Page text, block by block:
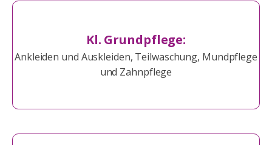
Kl. Grundpflege:
Ankleiden und Auskleiden, Teilwaschung, Mundpflege
und Zahnpflege